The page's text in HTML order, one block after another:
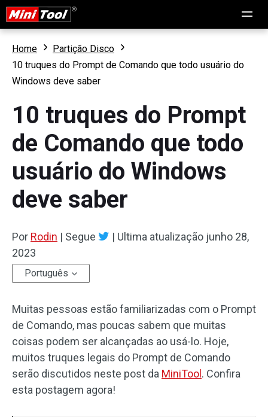
Home
Partição Disco
10 truques do Prompt de Comando que todo usuário do
Windows deve saber
10 truques do Prompt
de Comando que todo
usuário do Windows
deve saber
Por Rodin | Segue | Ultima atualização junho 28,
2023
Português
Muitas pessoas estão familiarizadas com o Prompt
de Comando, mas poucas sabem que muitas
coisas podem ser alcançadas ao usá-lo. Hoje,
muitos truques legais do Prompt de Comando
serão discutidos neste post da MiniTool . Confira
esta postagem agora!